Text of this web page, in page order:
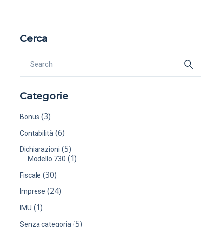
Cerca
Categorie
Bonus (3)
Contabilità (6)
Dichiarazioni (5)
Modello 730 (1)
Fiscale (30)
Imprese (24)
IMU (1)
Senza categoria (5)